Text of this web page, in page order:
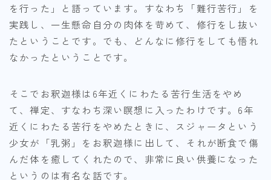
を行った」と語っています。すなわち「難行苦行」を
実践し、一生懸命自分の肉体を苛めて、修行をし抜い
たということです。でも、どんなに修行をしても悟れ
なかったということです。
そこでお釈迦様は6年近くにわたる苦行生活をやめ
て、禅定、すなわち深い瞑想に入ったわけです。6年
近くにわたる苦行をやめたときに、スジャータという
少女が「乳粥」をお釈迦様に出して、それが断食で傷
んだ体を癒してくれたので、非常に良い供養になった
というのは有名な話です。